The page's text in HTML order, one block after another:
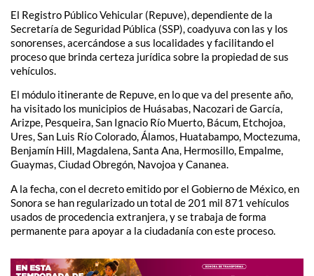
El Registro Público Vehicular (Repuve), dependiente de la
Secretaría de Seguridad Pública (SSP), coadyuva con las y los
sonorenses, acercándose a sus localidades y facilitando el
proceso que brinda certeza jurídica sobre la propiedad de sus
vehículos.
El módulo itinerante de Repuve, en lo que va del presente año,
ha visitado los municipios de Huásabas, Nacozari de García,
Arizpe, Pesqueira, San Ignacio Río Muerto, Bácum, Etchojoa,
Ures, San Luis Río Colorado, Álamos, Huatabampo, Moctezuma,
Benjamín Hill, Magdalena, Santa Ana, Hermosillo, Empalme,
Guaymas, Ciudad Obregón, Navojoa y Cananea.
A la fecha, con el decreto emitido por el Gobierno de México, en
Sonora se han regularizado un total de 201 mil 871 vehículos
usados de procedencia extranjera, y se trabaja de forma
permanente para apoyar a la ciudadanía con este proceso.